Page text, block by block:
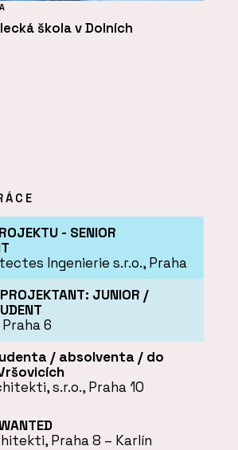
škola v Dolních
- SENIOR
Ingenierie s.r.o., Praha
JUNIOR /
6
/ absolventa / do
s.r.o., Praha 10
Praha 8 – Karlín